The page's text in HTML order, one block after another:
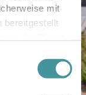
mit
bereitgestellt